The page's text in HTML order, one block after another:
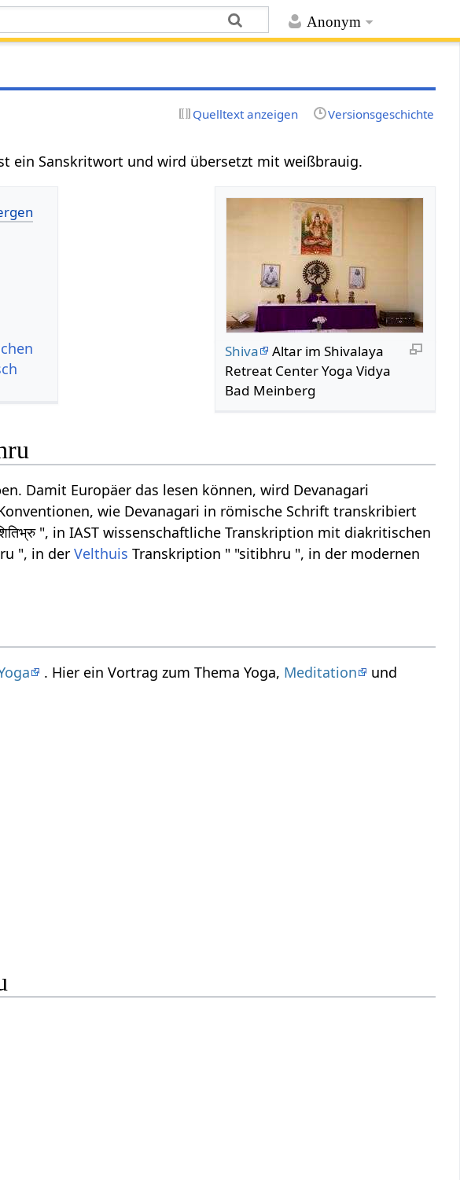
Anonym
Quelltext anzeigen Versionsgeschichte
ein Sanskritwort und wird übersetzt mit weißbrauig.
Shiva
Altar im Shivalaya
Retreat Center Yoga Vidya
Bad Meinberg
Damit Europäer das lesen können, wird Devanagari
wie Devanagari in römische Schrift transkribiert
", in IAST wissenschaftliche Transkription mit diakritischen
", in derVelthuis Transkription " "sitibhru ", in der modernen
. Hier ein Vortrag zum Thema Yoga, Meditation
und